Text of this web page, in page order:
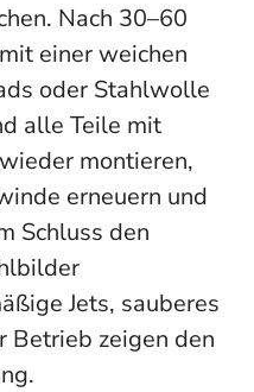
Nach 30–60
einer weichen
oder Stahlwolle
alle Teile mit
montieren,
erneuern und
Schluss den
Jets, sauberes
Betrieb zeigen den